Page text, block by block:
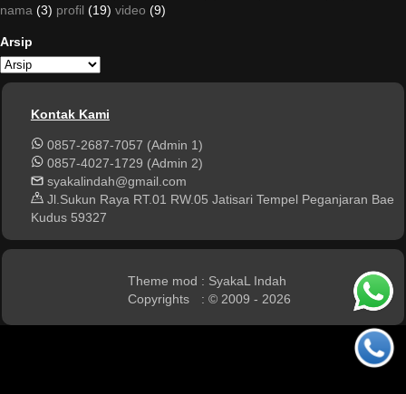
nama (3) profil (19) video (9)
Arsip
Kontak Kami
0857-2687-7057 (Admin 1)
0857-4027-1729 (Admin 2)
syakalindah@gmail.com
Jl.Sukun Raya RT.01 RW.05 Jatisari Tempel Peganjaran Bae
Kudus 59327
Theme mod
Copyrights
: SyakaL Indah
: © 2009 - 2026